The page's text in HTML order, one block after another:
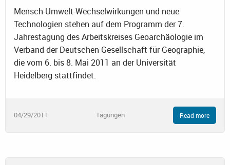
Mensch-Umwelt-Wechselwirkungen und neue
Technologien stehen auf dem Programm der 7.
Jahrestagung des Arbeitskreises Geoarchäologie im
Verband der Deutschen Gesellschaft für Geographie,
die vom 6. bis 8. Mai 2011 an der Universität
Heidelberg stattfindet.
04/29/2011 Tagungen Read more